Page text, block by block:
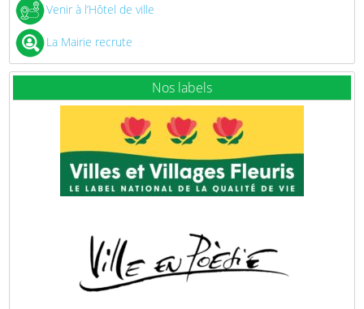
Venir à l’Hôtel de ville
La Mairie recrute
Nos labels